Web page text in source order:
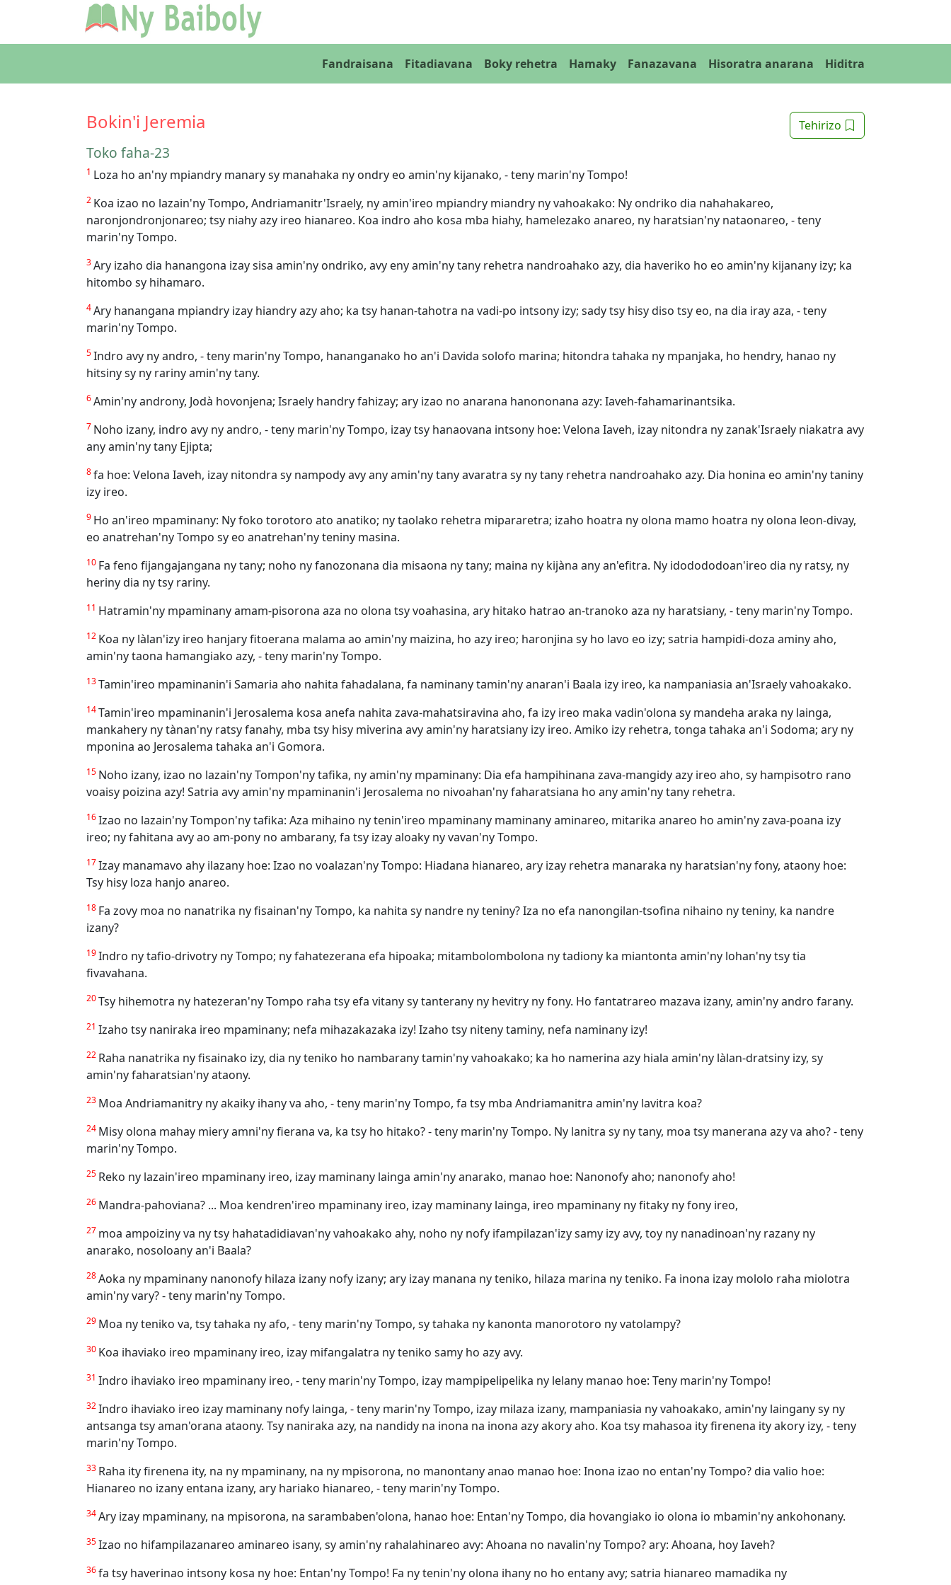
Fandraisana Fitadiavana Boky rehetra Hamaky Fanazavana Hisoratra anarana Hiditra
Tehirizo
Bokin'i Jeremia
Toko faha-23
1 Loza ho an'ny mpiandry manary sy manahaka ny ondry eo amin'ny kijanako, - teny marin'ny Tompo!
2 Koa izao no lazain'ny Tompo, Andriamanitr'Israely, ny amin'ireo mpiandry miandry ny vahoakako: Ny ondriko dia nahahakareo,
naronjondronjonareo; tsy niahy azy ireo hianareo. Koa indro aho kosa mba hiahy, hamelezako anareo, ny haratsian'ny nataonareo, - teny
marin'ny Tompo.
3Ary izaho dia hanangona izay sisa amin'ny ondriko, avy eny amin'ny tany rehetra nandroahako azy, dia haveriko ho eo amin'ny kijanany izy; ka
hitombo sy hihamaro.
4Ary hanangana mpiandry izay hiandry azy aho; ka tsy hanan-tahotra na vadi-po intsony izy; sady tsy hisy diso tsy eo, na dia iray aza, - teny
marin'ny Tompo.
5Indro avy ny andro, - teny marin'ny Tompo, hananganako ho an'i Davida solofo marina; hitondra tahaka ny mpanjaka, ho hendry, hanao ny
hitsiny sy ny rariny amin'ny tany.
6Amin'ny androny, Jodà hovonjena; Israely handry fahizay; ary izao no anarana hanononana azy: Iaveh-fahamarinantsika.
7 Noho izany, indro avy ny andro, - teny marin'ny Tompo, izay tsy hanaovana intsony hoe: Velona Iaveh, izay nitondra ny zanak'Israely niakatra avy
any amin'ny tany Ejipta;
8fa hoe: Velona Iaveh, izay nitondra sy nampody avy any amin'ny tany avaratra sy ny tany rehetra nandroahako azy. Dia honina eo amin'ny taniny
izy ireo.
9 Ho an'ireo mpaminany: Ny foko torotoro ato anatiko; ny taolako rehetra mipararetra; izaho hoatra ny olona mamo hoatra ny olona leon-divay,
eo anatrehan'ny Tompo sy eo anatrehan'ny teniny masina.
10 Fa feno fijangajangana ny tany; noho ny fanozonana dia misaona ny tany; maina ny kijàna any an'efitra. Ny idodododoan'ireo dia ny ratsy, ny
heriny dia ny tsy rariny.
11 Hatramin'ny mpaminany amam-pisorona aza no olona tsy voahasina, ary hitako hatrao an-tranoko aza ny haratsiany, - teny marin'ny Tompo.
12 Koa ny làlan'izy ireo hanjary fitoerana malama ao amin'ny maizina, ho azy ireo; haronjina sy ho lavo eo izy; satria hampidi-doza aminy aho,
amin'ny taona hamangiako azy, - teny marin'ny Tompo.
13Tamin'ireo mpaminanin'i Samaria aho nahita fahadalana, fa naminany tamin'ny anaran'i Baala izy ireo, ka nampaniasia an'Israely vahoakako.
14Tamin'ireo mpaminanin'i Jerosalema kosa anefa nahita zava-mahatsiravina aho, fa izy ireo maka vadin'olona sy mandeha araka ny lainga,
mankahery ny tànan'ny ratsy fanahy, mba tsy hisy miverina avy amin'ny haratsiany izy ireo. Amiko izy rehetra, tonga tahaka an'i Sodoma; ary ny
mponina ao Jerosalema tahaka an'i Gomora.
15 Noho izany, izao no lazain'ny Tompon'ny tafika, ny amin'ny mpaminany: Dia efa hampihinana zava-mangidy azy ireo aho, sy hampisotro rano
voaisy poizina azy! Satria avy amin'ny mpaminanin'i Jerosalema no nivoahan'ny faharatsiana ho any amin'ny tany rehetra.
16Izao no lazain'ny Tompon'ny tafika: Aza mihaino ny tenin'ireo mpaminany maminany aminareo, mitarika anareo ho amin'ny zava-poana izy
ireo; ny fahitana avy ao am-pony no ambarany, fa tsy izay aloaky ny vavan'ny Tompo.
17Izay manamavo ahy ilazany hoe: Izao no voalazan'ny Tompo: Hiadana hianareo, ary izay rehetra manaraka ny haratsian'ny fony, ataony hoe:
Tsy hisy loza hanjo anareo.
18 Fa zovy moa no nanatrika ny fisainan'ny Tompo, ka nahita sy nandre ny teniny? Iza no efa nanongilan-tsofina nihaino ny teniny, ka nandre
izany?
19Indro ny tafio-drivotry ny Tompo; ny fahatezerana efa hipoaka; mitambolombolona ny tadiony ka miantonta amin'ny lohan'ny tsy tia
fivavahana.
20Tsy hihemotra ny hatezeran'ny Tompo raha tsy efa vitany sy tanterany ny hevitry ny fony. Ho fantatrareo mazava izany, amin'ny andro farany.
21 Izaho tsy naniraka ireo mpaminany; nefa mihazakazaka izy! Izaho tsy niteny taminy, nefa naminany izy!
22 Raha nanatrika ny fisainako izy, dia ny teniko ho nambarany tamin'ny vahoakako; ka ho namerina azy hiala amin'ny làlan-dratsiny izy, sy
amin'ny faharatsian'ny ataony.
23 Moa Andriamanitry ny akaiky ihany va aho, - teny marin'ny Tompo, fa tsy mba Andriamanitra amin'ny lavitra koa?
24 Misy olona mahay miery amni'ny fierana va, ka tsy ho hitako? - teny marin'ny Tompo. Ny lanitra sy ny tany, moa tsy manerana azy va aho? - teny
marin'ny Tompo.
25 Reko ny lazain'ireo mpaminany ireo, izay maminany lainga amin'ny anarako, manao hoe: Nanonofy aho; nanonofy aho!
26 Mandra-pahoviana? ... Moa kendren'ireo mpaminany ireo, izay maminany lainga, ireo mpaminany ny fitaky ny fony ireo,
27 moa ampoiziny va ny tsy hahatadidiavan'ny vahoakako ahy, noho ny nofy ifampilazan'izy samy izy avy, toy ny nanadinoan'ny razany ny
anarako, nosoloany an'i Baala?
28Aoka ny mpaminany nanonofy hilaza izany nofy izany; ary izay manana ny teniko, hilaza marina ny teniko. Fa inona izay mololo raha miolotra
amin'ny vary? - teny marin'ny Tompo.
29 Moa ny teniko va, tsy tahaka ny afo, - teny marin'ny Tompo, sy tahaka ny kanonta manorotoro ny vatolampy?
30 Koa ihaviako ireo mpaminany ireo, izay mifangalatra ny teniko samy ho azy avy.
31 Indro ihaviako ireo mpaminany ireo, - teny marin'ny Tompo, izay mampipelipelika ny lelany manao hoe: Teny marin'ny Tompo!
32Indro ihaviako ireo izay maminany nofy lainga, - teny marin'ny Tompo, izay milaza izany, mampaniasia ny vahoakako, amin'ny laingany sy ny
antsanga tsy aman'orana ataony. Tsy naniraka azy, na nandidy na inona na inona azy akory aho. Koa tsy mahasoa ity firenena ity akory izy, - teny
marin'ny Tompo.
33 Raha ity firenena ity, na ny mpaminany, na ny mpisorona, no manontany anao manao hoe: Inona izao no entan'ny Tompo? dia valio hoe:
Hianareo no izany entana izany, ary hariako hianareo, - teny marin'ny Tompo.
34Ary izay mpaminany, na mpisorona, na sarambaben'olona, hanao hoe: Entan'ny Tompo, dia hovangiako io olona io mbamin'ny ankohonany.
35Izao no hifampilazanareo aminareo isany, sy amin'ny rahalahinareo avy: Ahoana no navalin'ny Tompo? ary: Ahoana, hoy Iaveh?
36fa tsy haverinao intsony kosa ny hoe: Entan'ny Tompo! Fa ny tenin'ny olona ihany no ho entany avy; satria hianareo mamadika ny